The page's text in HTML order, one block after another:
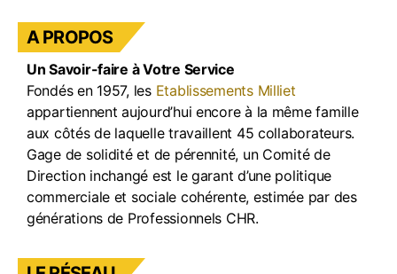
et
A PROPOS
Un Savoir-faire à Votre Service
Fondés en 1957, les Etablissements Milliet
appartiennent aujourd’hui encore à la même famille
aux côtés de laquelle travaillent 45 collaborateurs.
Gage de solidité et de pérennité, un Comité de
Direction inchangé est le garant d’une politique
commerciale et sociale cohérente, estimée par des
générations de Professionnels CHR.